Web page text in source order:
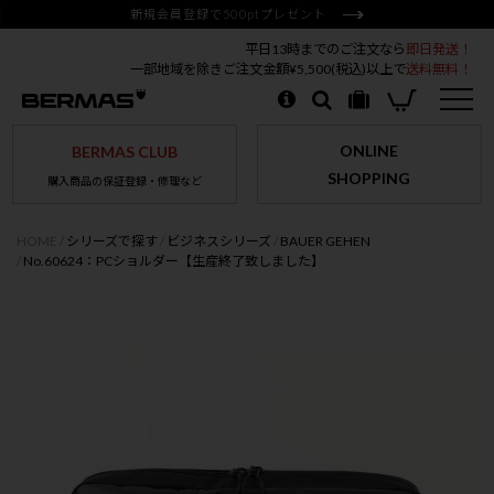
新規会員登録で500ptプレゼント
平日13時までのご注文なら 即日発送！
一部地域を除きご注文金額¥5,500(税込)以上で送料無料！
BERMAS CLUB
購入商品の保証登録・修理など
ONLINE
SHOPPING
シリーズで探す ビジネスシリーズ
BAUER GEHEN
No.60624：PCショルダー【生産終了致しました】